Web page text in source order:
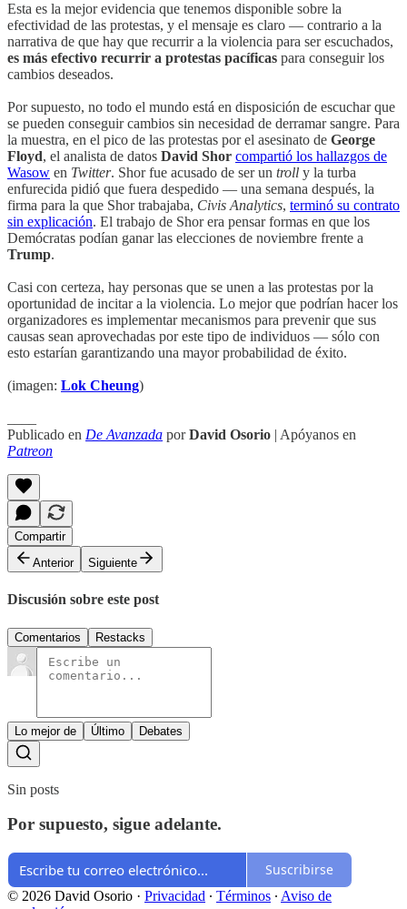
Esta es la mejor evidencia que tenemos disponible sobre la
efectividad de las protestas, y el mensaje es claro — contrario a la
narrativa de que hay que recurrir a la violencia para ser escuchados,
es más efectivo recurrir a protestas pacíficas para conseguir los
cambios deseados.
Por supuesto, no todo el mundo está en disposición de escuchar que
se pueden conseguir cambios sin necesidad de derramar sangre. Para
la muestra, en el pico de las protestas por el asesinato de George
Floyd, el analista de datos David Shor compartió los hallazgos de
Wasow en Twitter. Shor fue acusado de ser un troll y la turba
enfurecida pidió que fuera despedido — una semana después, la
firma para la que Shor trabajaba, Civis Analytics, terminó su contrato
sin explicación. El trabajo de Shor era pensar formas en que los
Demócratas podían ganar las elecciones de noviembre frente a
Trump.
Casi con certeza, hay personas que se unen a las protestas por la
oportunidad de incitar a la violencia. Lo mejor que podrían hacer los
organizadores es implementar mecanismos para prevenir que sus
causas sean aprovechadas por este tipo de individuos — sólo con
esto estarían garantizando una mayor probabilidad de éxito.
(imagen: Lok Cheung)
Publicado en De Avanzada porDavid Osorio | Apóyanos en
Patreon
Compartir
Anterior
Siguiente
Discusión sobre este post
Comentarios Restacks
Lo mejor de Último Debates
Sin posts
Por supuesto, sigue adelante.
Suscribirse
© 2026 David Osorio · Privacidad ∙ Términos ∙ Aviso de